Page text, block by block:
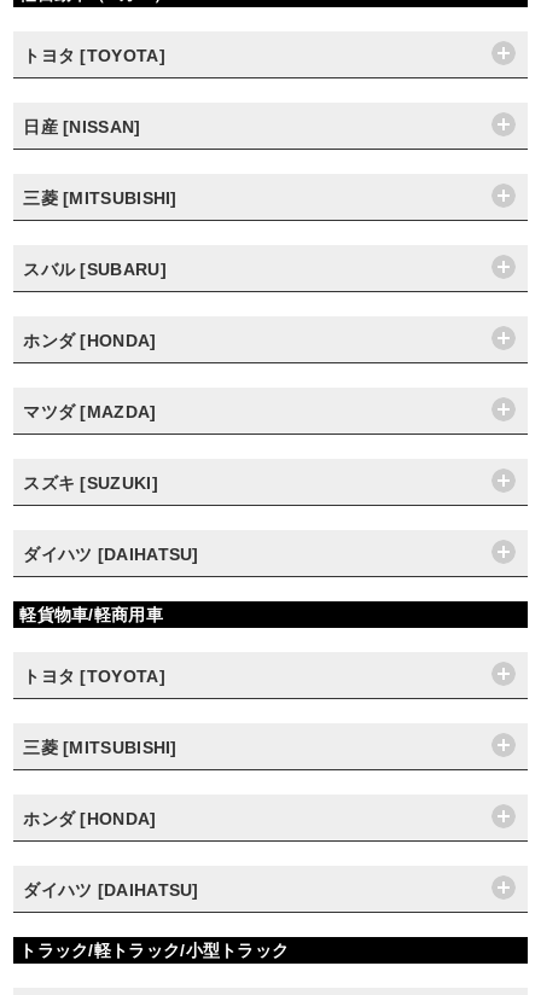
トヨタ [TOYOTA]
日産 [NISSAN]
三菱 [MITSUBISHI]
スバル [SUBARU]
ホンダ [HONDA]
マツダ [MAZDA]
スズキ [SUZUKI]
ダイハツ [DAIHATSU]
軽貨物車/軽商用車
トヨタ [TOYOTA]
三菱 [MITSUBISHI]
ホンダ [HONDA]
ダイハツ [DAIHATSU]
トラック/軽トラック/小型トラック